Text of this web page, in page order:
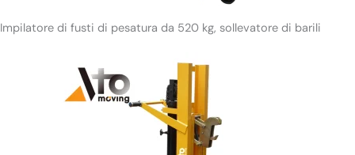
Impilatore di fusti di pesatura da 520 kg, sollevatore di barili